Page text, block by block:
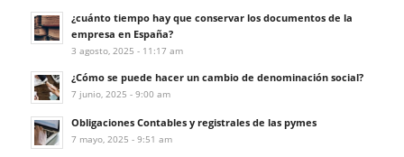
¿cuánto tiempo hay que conservar los documentos de la
empresa en España?
3 agosto, 2025 - 11:17 am
¿Cómo se puede hacer un cambio de denominación social?
7 junio, 2025 - 9:00 am
Obligaciones Contables y registrales de las pymes
7 mayo, 2025 - 9:51 am